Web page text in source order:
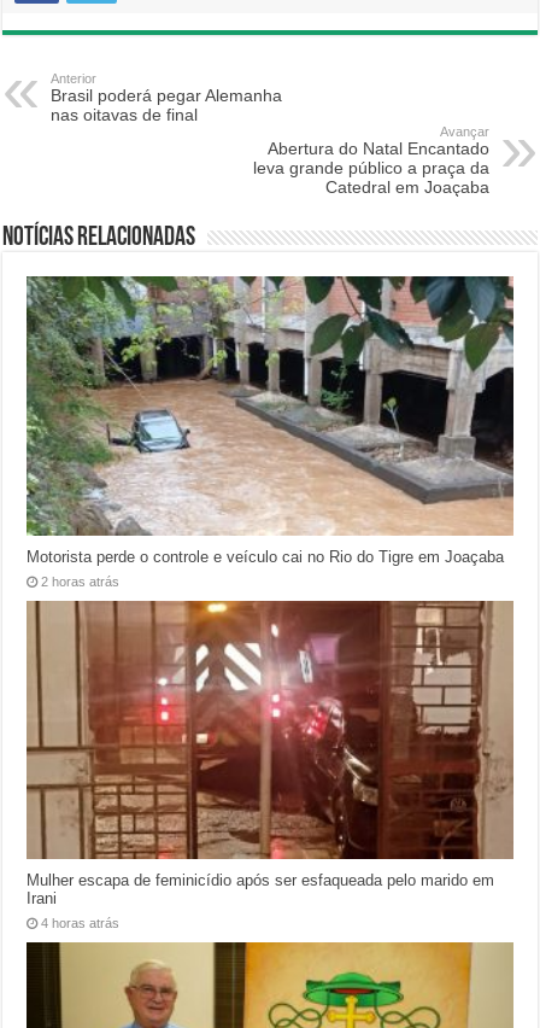
Anterior
Brasil poderá pegar Alemanha
nas oitavas de final
Avançar
Abertura do Natal Encantado
leva grande público a praça da
Catedral em Joaçaba
Notícias relacionadas
Motorista perde o controle e veículo cai no Rio do Tigre em Joaçaba
2 horas atrás
Mulher escapa de feminicídio após ser esfaqueada pelo marido em
Irani
4 horas atrás